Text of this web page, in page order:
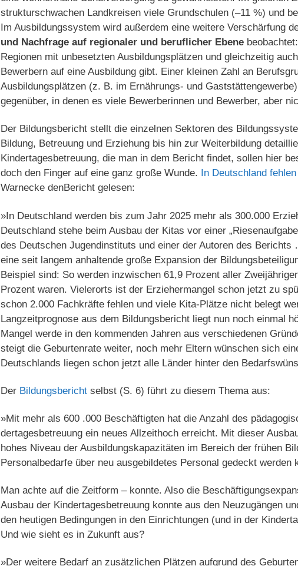
strukturschwachen Landkreisen viele Grundschulen (–11 %) und
Im Ausbildungssystem wird außerdem eine weitere Verschärfung
und Nach­frage auf regionaler und beruflicher Ebene
Regionen mit unbesetz­ten Ausbildungsplätzen und gleichzeitig
Bewerbern auf eine Ausbildung gibt. Einer kleinen Zahl an
Ausbildungsplätzen (z. B. im Ernährungs- und
gegenüber, in de­nen es viele Bewerberinnen und Bewerber, aber
Der Bildungsbericht stellt die einzelnen Sektoren des
Bildung, Betreuung und Erziehung bis hin zur Weiterbildung
Kindertagesbetreuung, die man in dem Bericht findet, sollen hier
doch den Finger auf eine ganz große Wunde.
In Deutschland
Warnecke denBericht gelesen:
»In Deutschland werden bis zum Jahr 2025 mehr als 300.000
Deutschland stehe beim Ausbau der Kitas vor einer
des Deutschen Jugendinstituts und einer der Autoren des
eine seit langem anhaltende große Expansion der
Beispiel sind: So werden inzwischen 61,9 Prozent aller
Prozent waren. Vielerorts ist der Erziehermangel schon jetzt zu
schon 2.000 Fachkräfte fehlen und viele Kita-Plätze nicht belegt
Langzeitprognose aus dem Bildungsbericht liegt nun noch einmal
Mangel werde in den kommenden Jahren aus verschiedenen
steigt die Geburtenrate weiter, noch mehr Eltern wünschen sich
Deutschlands liegen schon jetzt alle Länder hinter den
Der Bildungsbericht selbst (S. 6) führt zu diesem Thema aus:
»Mit mehr als 600 .000 Beschäftigten hat die Anzahl des
dertagesbetreuung ein neues Allzeithoch erreicht. Mit dieser
hohes Niveau der Ausbildungskapazitäten im Bereich der frühen
Personalbedarfe über neu ausgebildetes Personal gedeckt werden
Man achte auf die Zeitform – konnte. Also die
Ausbau der Kindertagesbetreuung konnte aus den Neuzugängen
den heutigen Bedingungen in den Einrichtungen (und in der
Und wie sieht es in Zukunft aus?
»Der weitere Bedarf an zusätzlichen Plätzen aufgrund des